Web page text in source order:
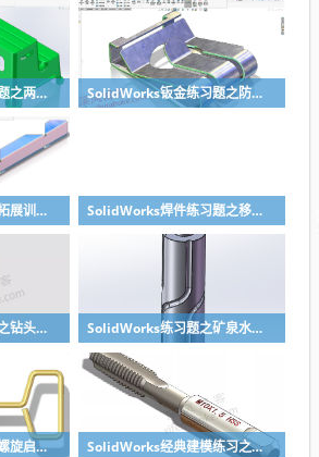
SolidWorks曲面练习题之两步踢凳建模，看似曲面实则特征 SolidWorks钣金练习题之防松档卡建模，钣金命令综合练习
SolidWorks方管折弯拓展训练，你会了吗？ SolidWorks焊件练习题之移动小矮凳，思路对了就不难
SolidWorks经典建模之钻头刀具的绘制，螺纹收尾是关键技巧 SolidWorks练习题之矿泉水瓶的绘制，难度不大主要是顶部螺纹的处理
SolidWorks练习题之螺旋启瓶器，螺旋头是关键 SolidWorks经典建模练习之丝锥攻丝钻头的绘制，常规命令练习